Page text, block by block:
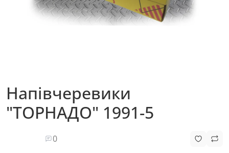
Напівчеревики
"ТОРНАДО" 1991-5
0